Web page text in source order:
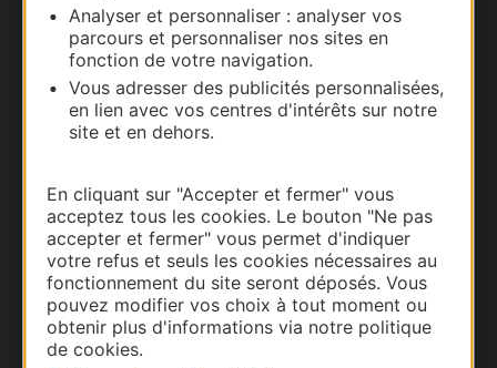
Analyser et personnaliser : analyser vos
parcours et personnaliser nos sites en
fonction de votre navigation.
Vous adresser des publicités personnalisées,
en lien avec vos centres d'intérêts sur notre
site et en dehors.
En cliquant sur "Accepter et fermer" vous
acceptez tous les cookies. Le bouton "Ne pas
accepter et fermer" vous permet d'indiquer
votre refus et seuls les cookies nécessaires au
fonctionnement du site seront déposés. Vous
pouvez modifier vos choix à tout moment ou
obtenir plus d'informations via notre politique
de cookies.
Nous contacter
Carte interactive